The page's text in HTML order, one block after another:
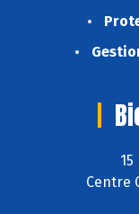
Centre